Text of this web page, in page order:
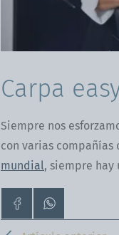
Carpa
Siempre nos
con varias compañías
mundial, siempre
la
Contáctanos
por
WhatsApp